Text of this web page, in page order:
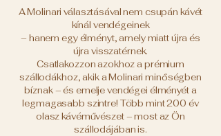
A Molinari választásával nem csupán kávét
kínál vendégeinek
– hanem egy élményt, amely miatt újra és
újra visszatérnek.
Csatlakozzon azokhoz a prémium
szállodákhoz, akik a Molinari minőségben
bíznak – és emelje vendégei élményét a
legmagasabb szintre! Több mint 200 év
olasz kávéművészet – most az Ön
szállodájában is.